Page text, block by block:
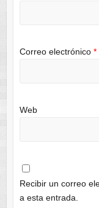
Correo electrónico *
Web
Recibir un correo
a esta entrada.